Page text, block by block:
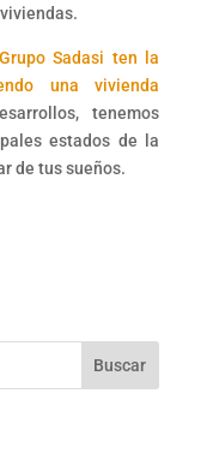
Sadasi ten la
una vivienda
tenemos
estados de la
de tus sueños.
Buscar